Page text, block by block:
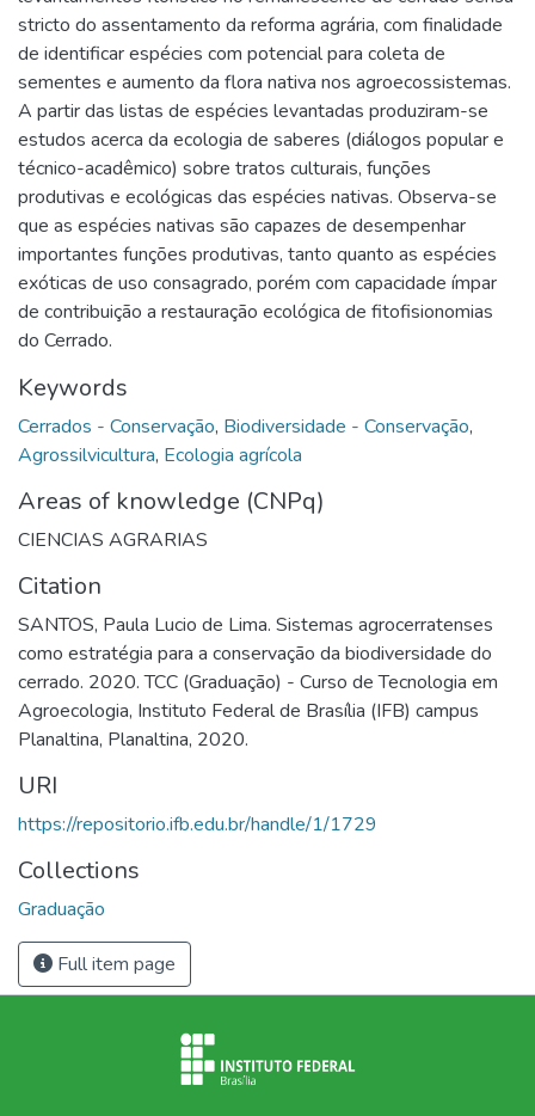
stricto do assentamento da reforma agrária, com finalidade
de identificar espécies com potencial para coleta de
sementes e aumento da flora nativa nos agroecossistemas.
A partir das listas de espécies levantadas produziram-se
estudos acerca da ecologia de saberes (diálogos popular e
técnico-acadêmico) sobre tratos culturais, funções
produtivas e ecológicas das espécies nativas. Observa-se
que as espécies nativas são capazes de desempenhar
importantes funções produtivas, tanto quanto as espécies
exóticas de uso consagrado, porém com capacidade ímpar
de contribuição a restauração ecológica de fitofisionomias
do Cerrado.
Keywords
Cerrados - Conservação, Biodiversidade - Conservação,
Agrossilvicultura, Ecologia agrícola
Areas of knowledge (CNPq)
CIENCIAS AGRARIAS
Citation
SANTOS, Paula Lucio de Lima. Sistemas agrocerratenses
como estratégia para a conservação da biodiversidade do
cerrado. 2020. TCC (Graduação) - Curso de Tecnologia em
Agroecologia, Instituto Federal de Brasília (IFB) campus
Planaltina, Planaltina, 2020.
URI
https://repositorio.ifb.edu.br/handle/1/1729
Collections
Graduação
Full item page